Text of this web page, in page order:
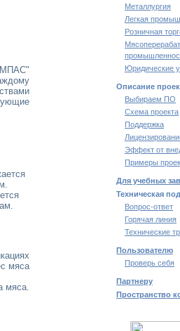
мяса
мяса.
Металлургия
Легкая
Розничная
Юридические
Описание
Выбираем ПО
Схема проекта
Поддержка
Эффект от
Примеры
Для учебных
Техническая
Вопрос-ответ
Горячая линия
Технические
Пользователю
Проверь себя
Партнеру
Пространство